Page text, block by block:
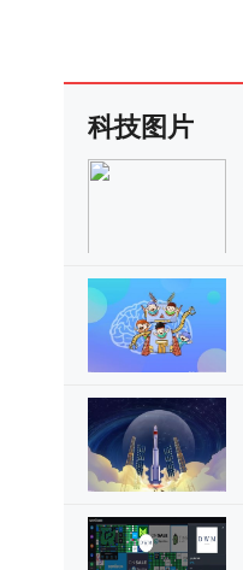
科技图片